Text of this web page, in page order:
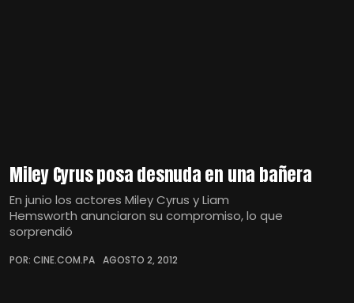
Miley Cyrus posa desnuda en una bañera
En junio los actores Miley Cyrus y Liam
Hemsworth anunciaron su compromiso, lo que
sorprendió
POR: CINE.COM.PA AGOSTO 2, 2012